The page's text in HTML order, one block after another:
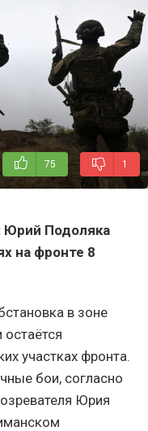
75 1
Юрий Подоляка
на фронте 8
в зоне
участках фронта.
бои, согласно
Юрия